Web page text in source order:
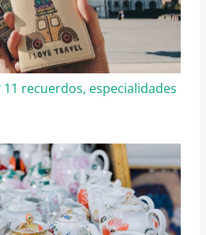
11 recuerdos, especialidades